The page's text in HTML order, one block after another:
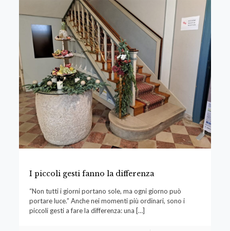
I piccoli gesti fanno la differenza
“Non tutti i giorni portano sole, ma ogni giorno può
portare luce.” Anche nei momenti più ordinari, sono i
piccoli gesti a fare la differenza: una […]